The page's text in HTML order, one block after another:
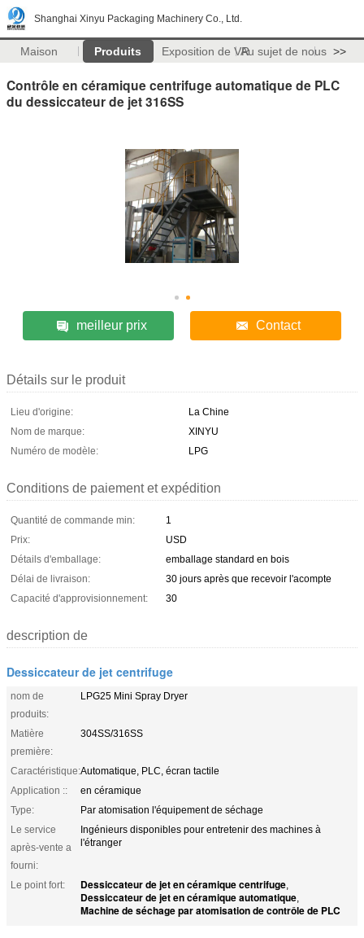
Shanghai Xinyu Packaging Machinery Co., Ltd.
Maison Produits Exposition de VRAu sujet de nous >>
Contrôle en céramique centrifuge automatique de PLC
du dessiccateur de jet 316SS
meilleur prix Contact
Détails sur le produit
Lieu d'origine:
La Chine
Nom de marque:
XINYU
Numéro de modèle:
LPG
Conditions de paiement et expédition
Quantité de commande min:
1
Prix:
USD
Détails d'emballage:
emballage standard en bois
Délai de livraison:
30 jours après que recevoir l'acompte
Capacité d'approvisionnement:
30
description de
Dessiccateur de jet centrifuge
nom de
produits:
LPG25 Mini Spray Dryer
Matière
première:
304SS/316SS
Caractéristique:Automatique, PLC, écran tactile
Application ::
en céramique
Type:
Par atomisation l'équipement de séchage
Le service
après-vente a
fourni:
Ingénieurs disponibles pour entretenir des machines à
l'étranger
Le point fort: Dessiccateur de jet en céramique centrifuge,
Dessiccateur de jet en céramique automatique,
Machine de séchage par atomisation de contrôle de PLC